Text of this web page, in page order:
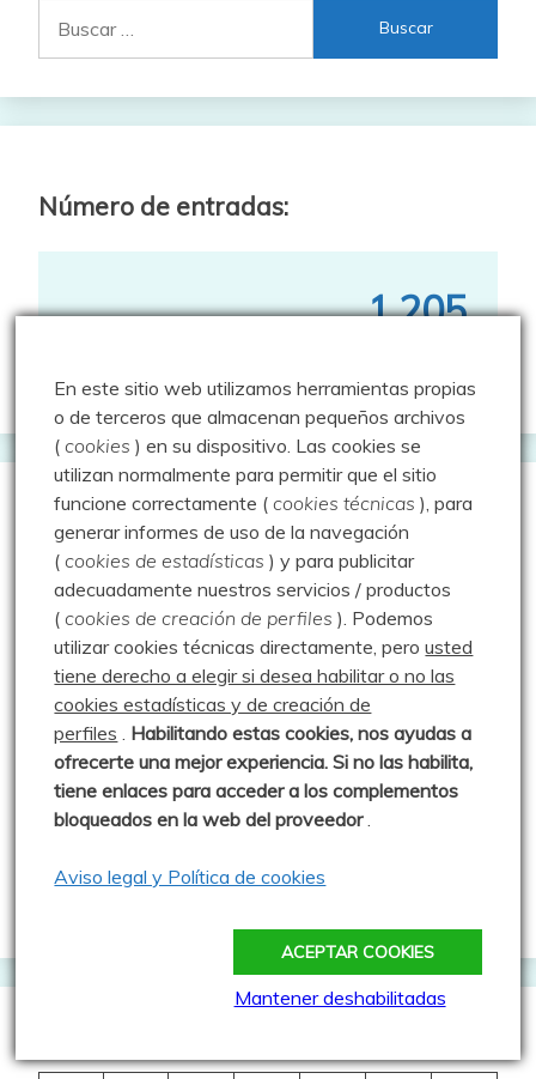
Número de entradas:
1,205
Tres cosas importantes a considerar:
1.- Algunas entradas tienen datos GPS. A mí me gusta
¡Ojo al seguir mis rutas!
me meto mucho en líos. Por favor, sentido común.
2.- Hago muchas identificaciones de especies animales y
vegetales. ¡No soy ningún experto!Es más, fallo más que
una escopeta de feria. No hay nada más atrevido que la
ignorancia, y en mi caso, soy muy ignorante. No te tomes
al pie de la letra lo que digo, y, si me he equivocado
(pasa muchas veces), pido perdón y agradezco en el
alma las correcciones.
3.-¡Disfruta de la naturaleza!Es lo más importante
En este sitio web utilizamos herramientas propias
o de terceros que almacenan pequeños archivos
(cookies ) en su dispositivo. Las cookies se
utilizan normalmente para permitir que el sitio
funcione correctamente (cookies técnicas ), para
generar informes de uso de la navegación
(cookies de estadísticas ) y para publicitar
adecuadamente nuestros servicios / productos
(cookies de creación de perfiles ). Podemos
utilizar cookies técnicas directamente, perousted
tiene derecho a elegir si desea habilitar o no las
cookies estadísticas y de creación de
perfiles . Habilitando estas cookies, nos ayudas a
ofrecerte una mejor experiencia. Si no las habilita,
tiene enlaces para acceder a los complementos
bloqueados en la web del proveedor.
Aviso legal y Política de cookies
ACEPTAR COOKIES
Mantener deshabilitadas